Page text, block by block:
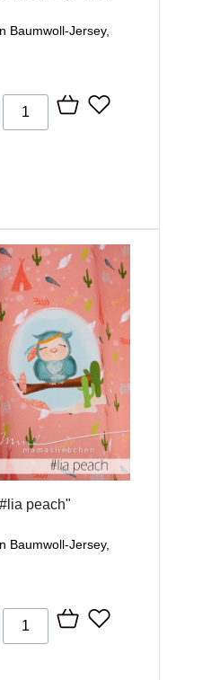
Baumwoll-Jersey,
peach"
Baumwoll-Jersey,